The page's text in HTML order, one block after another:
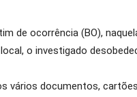
de ocorrência (BO),
o investigado
vários documentos,